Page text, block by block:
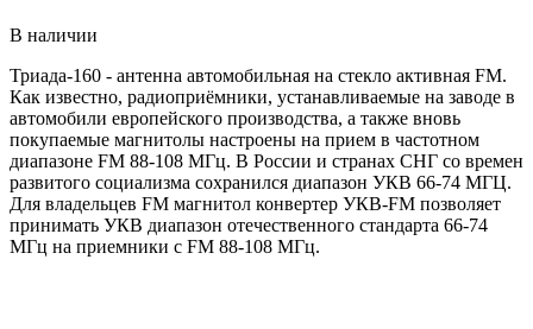
В наличии
Триада-160 - антенна автомобильная на стекло активная FM.
Как известно, радиоприёмники, устанавливаемые на заводе в
автомобили европейского производства, а также вновь
покупаемые магнитолы настроены на прием в частотном
диапазоне FM 88-108 МГц. В России и странах СНГ со времен
развитого социализма сохранился диапазон УКВ 66-74 МГЦ.
Для владельцев FM магнитол конвертер УКВ-FM позволяет
принимать УКВ диапазон отечественного стандарта 66-74
МГц на приемники с FM 88-108 МГц.